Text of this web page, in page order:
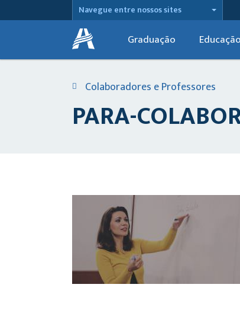
Navegue entre nossos sites
Graduação
Colaboradores e Professores
PARA-